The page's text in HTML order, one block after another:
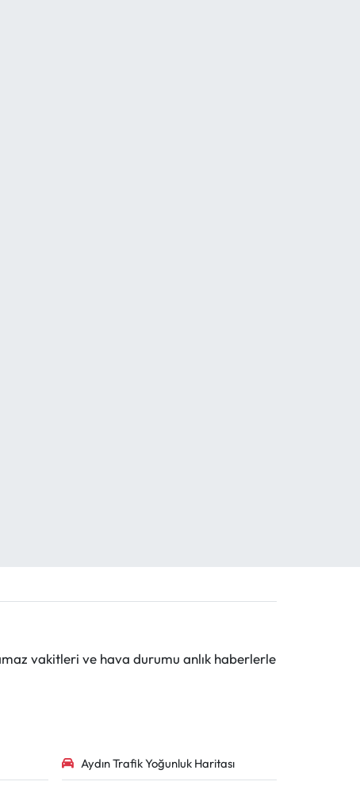
vakitleri ve hava durumu anlık haberlerle
Aydın Trafik Yoğunluk Haritası